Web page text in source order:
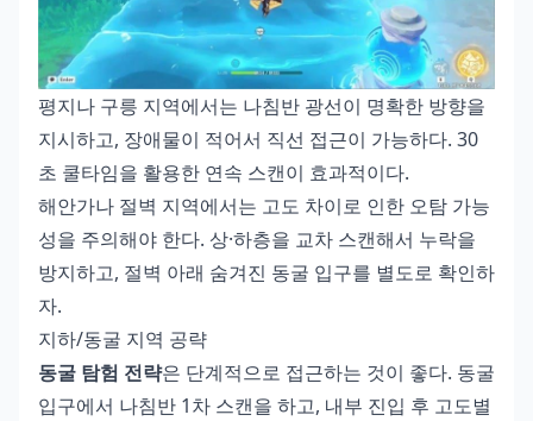
평지나 구릉 지역에서는 나침반 광선이 명확한 방향을
지시하고, 장애물이 적어서 직선 접근이 가능하다. 30
초 쿨타임을 활용한 연속 스캔이 효과적이다.
해안가나 절벽 지역에서는 고도 차이로 인한 오탐 가능
성을 주의해야 한다. 상·하층을 교차 스캔해서 누락을
방지하고, 절벽 아래 숨겨진 동굴 입구를 별도로 확인하
자.
지하/동굴 지역 공략
동굴 탐험 전략은 단계적으로 접근하는 것이 좋다. 동굴
입구에서 나침반 1차 스캔을 하고, 내부 진입 후 고도별